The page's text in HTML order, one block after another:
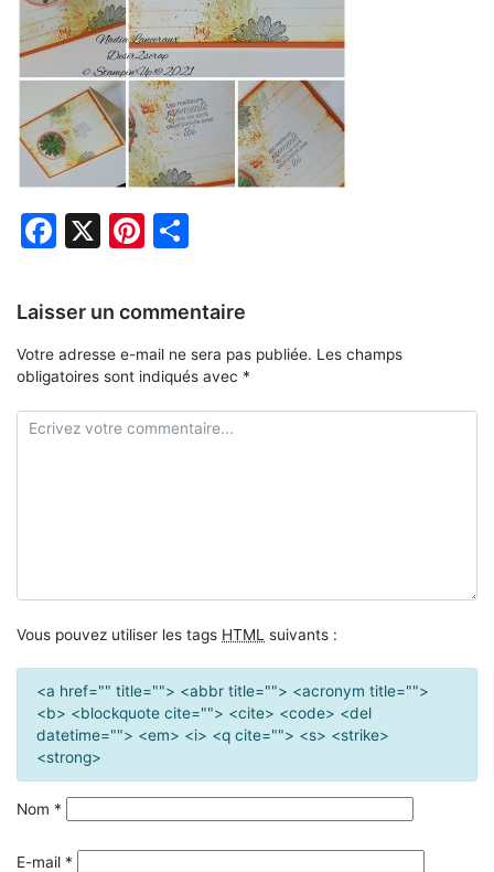
Facebook
X Pinterest
Laisser un commentaire
Votre adresse e-mail ne sera pas publiée. Les champs
obligatoires sont indiqués avec *
Vous pouvez utiliser les tags HTML suivants :
<a href="" title=""> <abbr title=""> <acronym title="">
<b> <blockquote cite=""> <cite> <code> <del
datetime=""> <em> <i> <q cite=""> <s> <strike>
<strong>
Nom *
E-mail *